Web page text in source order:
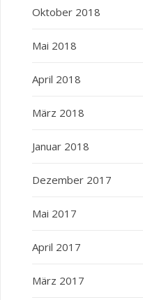
Oktober 2018
Mai 2018
April 2018
März 2018
Januar 2018
Dezember 2017
Mai 2017
April 2017
März 2017